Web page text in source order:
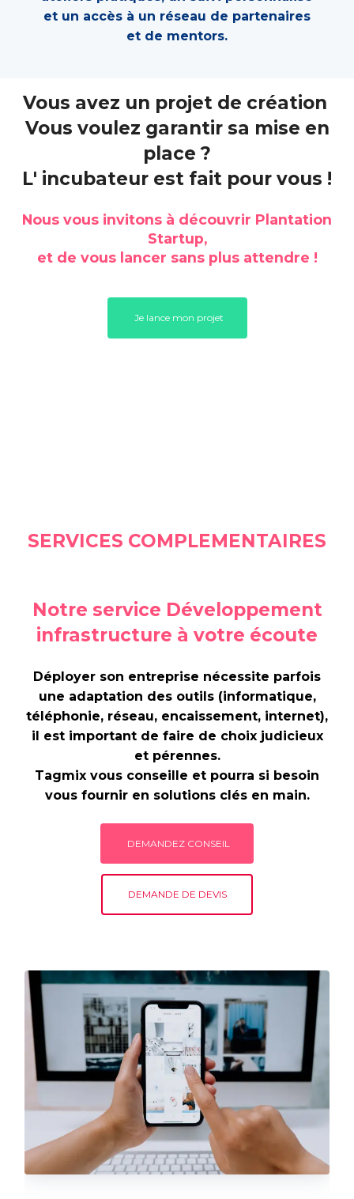
et un accès à un réseau de partenaires
et de mentors.
Vous avez un projet de création
Vous voulez garantir sa mise en
place ?
L' incubateur est fait pour vous !
Nous vous invitons à découvrir Plantation
Startup,
et de vous lancer sans plus attendre !
Je lance mon projet
SERVICES COMPLEMENTAIRES
Notre service Développement
infrastructure à votre écoute
Déployer son entreprise nécessite parfois
une adaptation des outils (informatique,
téléphonie, réseau, encaissement, internet),
il est important de faire de choix judicieux
et pérennes.
Tagmix vous conseille et pourra si besoin
vous fournir en solutions clés en main.
DEMANDEZ CONSEIL
DEMANDE DE DEVIS